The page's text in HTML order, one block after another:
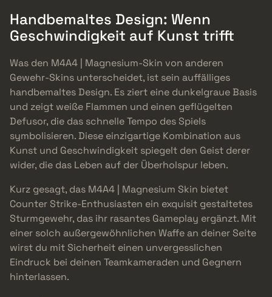
Handbemaltes Design: Wenn
Geschwindigkeit auf Kunst trifft
Was den M4A4 | Magnesium-Skin von anderen
Gewehr-Skins unterscheidet, ist sein auffälliges
handbemaltes Design. Es ziert eine dunkelgraue Basis
und zeigt weiße Flammen und einen geflügelten
Defusor, die das schnelle Tempo des Spiels
symbolisieren. Diese einzigartige Kombination aus
Kunst und Geschwindigkeit spiegelt den Geist derer
wider, die das Leben auf der Überholspur leben.
Kurz gesagt, das M4A4 | Magnesium Skin bietet
Counter Strike-Enthusiasten ein exquisit gestaltetes
Sturmgewehr, das ihr rasantes Gameplay ergänzt. Mit
einer solch außergewöhnlichen Waffe an deiner Seite
wirst du mit Sicherheit einen unvergesslichen
Eindruck bei deinen Teamkameraden und Gegnern
hinterlassen.